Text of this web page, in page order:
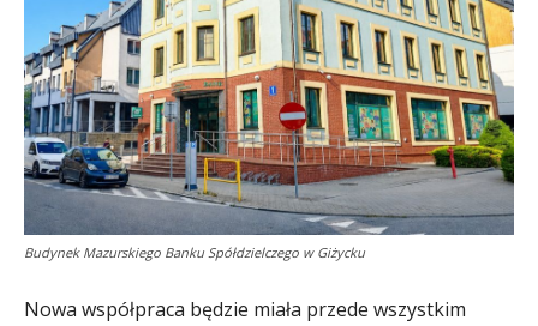
Budynek Mazurskiego Banku Spółdzielczego w Giżycku
Nowa współpraca będzie miała przede wszystkim